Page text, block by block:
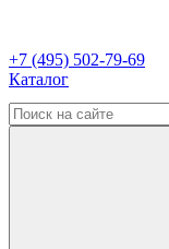
+7 (495) 502-79-69
Каталог